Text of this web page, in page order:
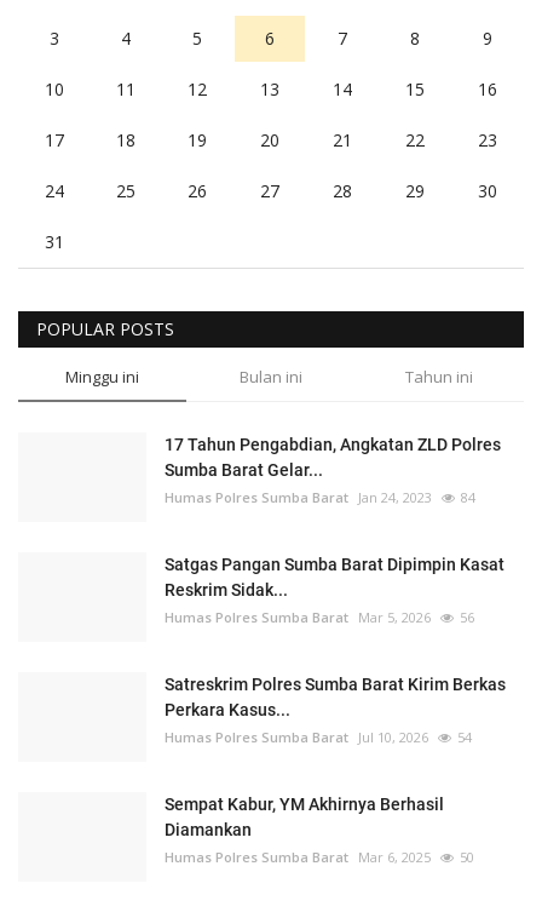
3 4 5 6 7 8 9
10 11 12 13 14 15 16
17 18 19 20 21 22 23
24 25 26 27 28 29 30
31
POPULAR POSTS
Minggu ini Bulan ini Tahun ini
17 Tahun Pengabdian, Angkatan ZLD Polres
Sumba Barat Gelar...
Humas Polres Sumba Barat Jan 24, 2023 84
Satgas Pangan Sumba Barat Dipimpin Kasat
Reskrim Sidak...
Humas Polres Sumba Barat Mar 5, 2026 56
Satreskrim Polres Sumba Barat Kirim Berkas
Perkara Kasus...
Humas Polres Sumba Barat Jul 10, 2026 54
Sempat Kabur, YM Akhirnya Berhasil
Diamankan
Humas Polres Sumba Barat Mar 6, 2025 50